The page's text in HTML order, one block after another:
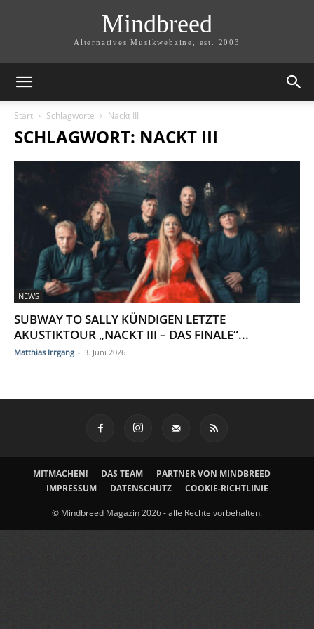
Mindbreed
Alternatives Musikwebzine, est. 2003
Start Schlagworte Nackt III
SCHLAGWORT: NACKT III
NEWS
SUBWAY TO SALLY KÜNDIGEN LETZTE
AKUSTIKTOUR „NACKT III – DAS FINALE“...
Matthias Irrgang - 3. Juni 2026
MITMACHEN! DAS TEAM
PARTNER VON MINDBREED
IMPRESSUM
DATENSCHUTZ COOKIE-RICHTLINIE
© Mindbreed Magazin 2026 - alle Rechte vorbehalten.